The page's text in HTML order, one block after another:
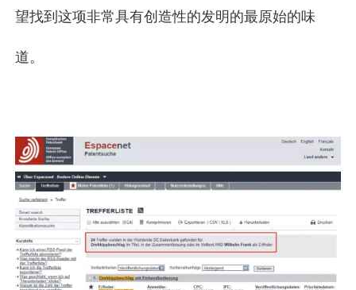
望找到这项非常具有创造性的发明的最原始的味
道。